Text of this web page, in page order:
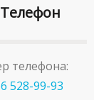
Телефон
телефона:
528-99-93